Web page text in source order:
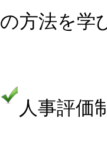
の方法を学
人事評価